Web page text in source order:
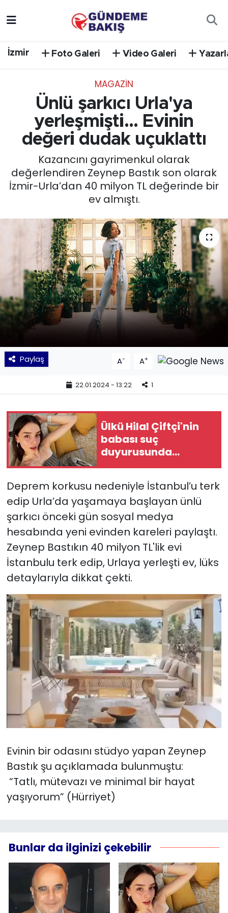
İzmir Foto Galeri Video Galeri
MAGAZİN
Ünlü şarkıcı Urla'ya
yerleşmişti... Evinin
değeri dudak uçuklattı
Kazancını gayrimenkul olarak
değerlendiren Zeynep Bastık son olarak
İzmir-Urla’dan 40 milyon TL değerinde bir
ev almıştı.
Paylaş A- A+
22.01.2024 - 13:22 1
Ülkü Hilal Çiftçi'nin
babası suç
duyurusunda
bulundu
Deprem korkusu nedeniyle İstanbul’u terk
edip Urla’da yaşamaya başlayan ünlü
şarkıcı önceki gün sosyal medya
hesabında yeni evinden kareleri paylaştı.
Zeynep Bastıkın 40 milyon TL'lik evi
İstanbulu terk edip, Urlaya yerleşti ev, lüks
detaylarıyla dikkat çekti.
Evinin bir odasını stüdyo yapan Zeynep
Bastık şu açıklamada bulunmuştu:
“Tatlı, mütevazı ve minimal bir hayat
yaşıyorum” (Hürriyet)
Bunlar da ilginizi çekebilir
DÜNYA
EGE
EĞİTİM
EKONOMİ
GÜNCEL
KÜLTÜR SANAT
MAGAZİN
POLİTİKA
SAĞLIK
Siyaset
Yaşam
YEREL POLİTİKA
YEREL YÖNETİMLER
Yurt
Trafik Durumu
Süper Lig Puan Durumu ve Fikstür
Tüm Manşetler
Son Dakika Haberleri